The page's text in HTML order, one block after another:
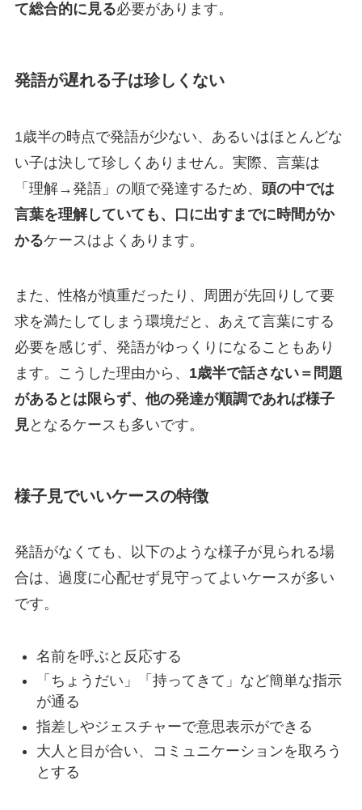
て総合的に見る必要があります。
発語が遅れる子は珍しくない
1歳半の時点で発語が少ない、あるいはほとんどな
い子は決して珍しくありません。実際、言葉は
「理解→発語」の順で発達するため、 頭の中では
言葉を理解していても、口に出すまでに時間がか
かるケースはよくあります。
また、性格が慎重だったり、周囲が先回りして要
求を満たしてしまう環境だと、あえて言葉にする
必要を感じず、発語がゆっくりになることもあり
ます。こうした理由から、 1歳半で話さない＝問題
があるとは限らず、他の発達が順調であれば様子
見となるケースも多いです。
様子見でいいケースの特徴
発語がなくても、以下のような様子が見られる場
合は、過度に心配せず見守ってよいケースが多い
です。
名前を呼ぶと反応する
「ちょうだい」「持ってきて」など簡単な指示
が通る
指差しやジェスチャーで意思表示ができる
大人と目が合い、コミュニケーションを取ろう
とする